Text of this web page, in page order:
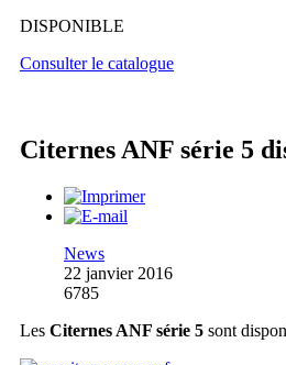
DISPONIBLE
Consulter le catalogue
Citernes ANF série 5
News
22 janvier 2016
6785
Les Citernes ANF série 5 sont